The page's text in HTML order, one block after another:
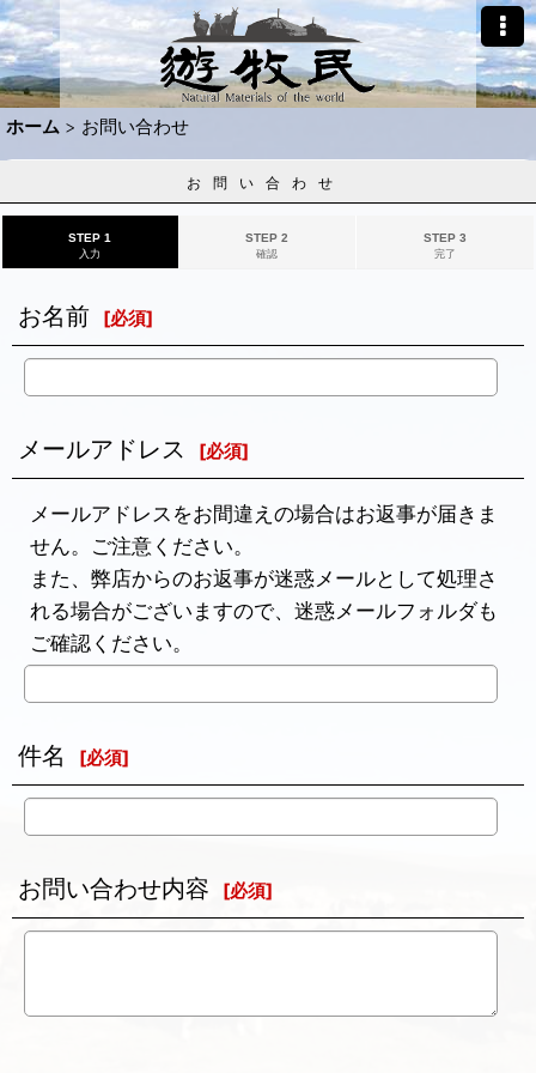
ホーム > お問い合わせ
お問い合わせ
STEP 1
入力
STEP 2
確認
STEP 3
完了
お名前 [必須]
メールアドレス [必須]
メールアドレスをお間違えの場合はお返事が届きま
せん。ご注意ください。
また、弊店からのお返事が迷惑メールとして処理さ
れる場合がございますので、迷惑メールフォルダも
ご確認ください。
件名 [必須]
お問い合わせ内容 [必須]